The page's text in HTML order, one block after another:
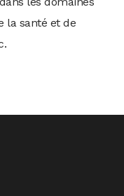
la santé et de